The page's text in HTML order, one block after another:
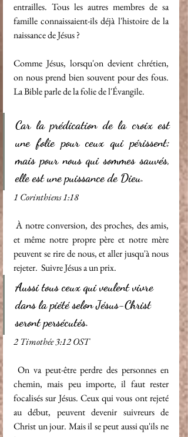
entrailles. Tous les autres membres de sa
famille connaissaient-ils déjà l'histoire de la
naissance de Jésus ?
Comme Jésus, lorsqu'on devient chrétien,
on nous prend bien souvent pour des fous.
La Bible parle de la folie de l'Évangile.
Car la prédication de la croix est
une folie pour ceux qui périssent;
mais pour nous qui sommes sauvés,
elle est une puissance de Dieu.
1 Corinthiens 1:18
À notre conversion, des proches, des amis,
et même notre propre père et notre mère
peuvent se rire de nous, et aller jusqu'à nous
rejeter.  Suivre Jésus a un prix.
Aussi tous ceux qui veulent vivre
dans la piété selon Jésus-Christ
seront persécutés.
2 Timothée 3:12 OST
chemin, mais peu importe, il faut rester
focalisés sur Jésus. Ceux qui vous ont rejeté
au début, peuvent devenir suivreurs de
Christ un jour. Mais il se peut aussi qu'ils ne